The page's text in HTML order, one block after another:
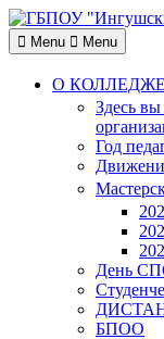
Skip
to
content
Menu Menu
О КОЛЛЕДЖЕ
Здесь
Год
День
БПОО